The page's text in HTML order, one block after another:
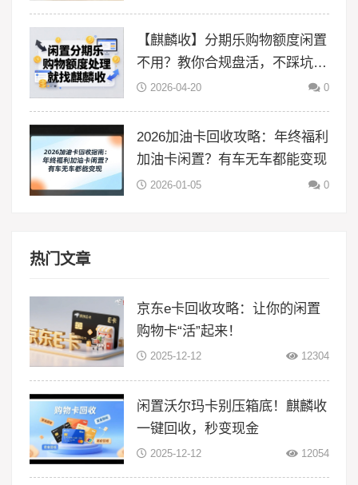
【麒麟收】分期乐购物额度闲置
不用？教你合规盘活，不踩坑更
省心2026-04-20 0
2026加油卡回收攻略：年终福利
加油卡闲置？有车无车都能变现
2026-01-05 0
热门文章
京东e卡回收攻略：让你的闲置
购物卡“活”起来！
2025-12-12 12304
闲置沃尔玛卡别压箱底！麒麟收
一键回收，秒变现金
2025-12-12 12054